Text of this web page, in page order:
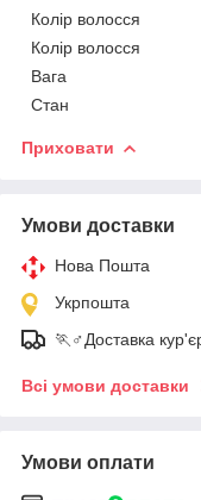
Колір волосся
Колір волосся
Вага
Стан
Приховати
Умови доставки
Нова Пошта
Укрпошта
🏃♂️Доставка
Всі умови доставки
Умови оплати